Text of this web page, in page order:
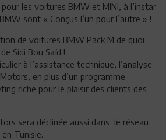
les voitures BMW et MINI, à l’instar
sont « Conçus l’un pour l’autre » !
de voitures BMW Pack M de quoi
Sidi Bou Saïd !
à l’assistance technique, l’analyse
en plus d’un programme
riche pour le plaisir des clients des
sera déclinée aussi dans le réseau
Tunisie.